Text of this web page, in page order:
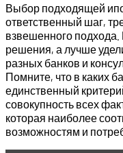
Выбор подходящей
ответственный шаг,
взвешенного подхода.
решения, а лучше
разных банков и
Помните, что в каких
единственный
совокупность всех
которая наиболее
возможностям и